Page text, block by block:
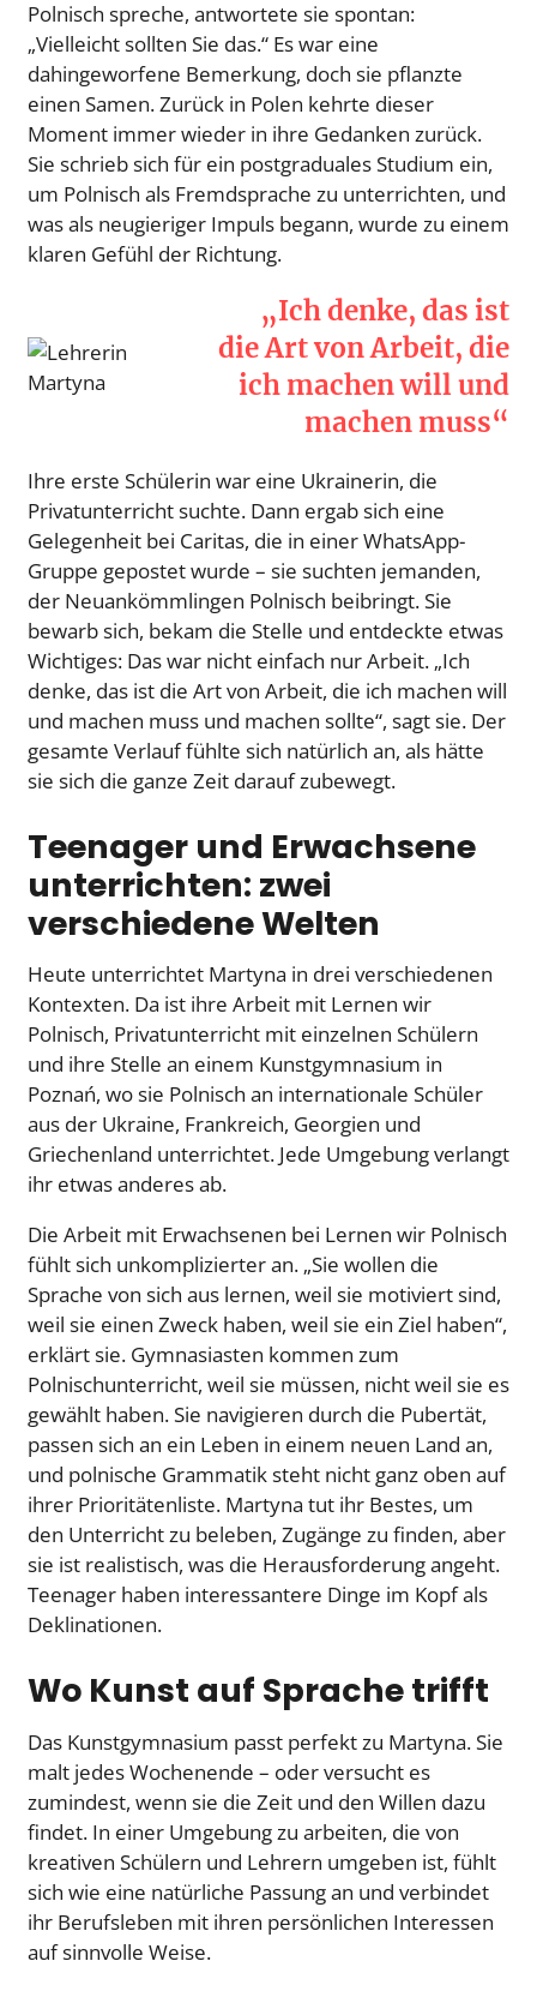
Polnisch spreche, antwortete sie spontan:
„Vielleicht sollten Sie das.“ Es war eine
dahingeworfene Bemerkung, doch sie pflanzte
einen Samen. Zurück in Polen kehrte dieser
Moment immer wieder in ihre Gedanken zurück.
Sie schrieb sich für ein postgraduales Studium ein,
um Polnisch als Fremdsprache zu unterrichten, und
was als neugieriger Impuls begann, wurde zu einem
klaren Gefühl der Richtung.
„Ich denke, das ist
die Art von Arbeit, die
ich machen will und
machen muss“
Ihre erste Schülerin war eine Ukrainerin, die
Privatunterricht suchte. Dann ergab sich eine
Gelegenheit bei Caritas, die in einer WhatsApp-
Gruppe gepostet wurde – sie suchten jemanden,
der Neuankömmlingen Polnisch beibringt. Sie
bewarb sich, bekam die Stelle und entdeckte etwas
Wichtiges: Das war nicht einfach nur Arbeit. „Ich
denke, das ist die Art von Arbeit, die ich machen will
und machen muss und machen sollte“, sagt sie. Der
gesamte Verlauf fühlte sich natürlich an, als hätte
sie sich die ganze Zeit darauf zubewegt.
Teenager und Erwachsene
unterrichten: zwei
verschiedene Welten
Heute unterrichtet Martyna in drei verschiedenen
Kontexten. Da ist ihre Arbeit mit Lernen wir
Polnisch, Privatunterricht mit einzelnen Schülern
und ihre Stelle an einem Kunstgymnasium in
Poznań, wo sie Polnisch an internationale Schüler
aus der Ukraine, Frankreich, Georgien und
Griechenland unterrichtet. Jede Umgebung verlangt
ihr etwas anderes ab.
Die Arbeit mit Erwachsenen bei Lernen wir Polnisch
fühlt sich unkomplizierter an. „Sie wollen die
Sprache von sich aus lernen, weil sie motiviert sind,
weil sie einen Zweck haben, weil sie ein Ziel haben“,
erklärt sie. Gymnasiasten kommen zum
Polnischunterricht, weil sie müssen, nicht weil sie es
gewählt haben. Sie navigieren durch die Pubertät,
passen sich an ein Leben in einem neuen Land an,
und polnische Grammatik steht nicht ganz oben auf
ihrer Prioritätenliste. Martyna tut ihr Bestes, um
den Unterricht zu beleben, Zugänge zu finden, aber
sie ist realistisch, was die Herausforderung angeht.
Teenager haben interessantere Dinge im Kopf als
Deklinationen.
Wo Kunst auf Sprache trifft
Das Kunstgymnasium passt perfekt zu Martyna. Sie
malt jedes Wochenende – oder versucht es
zumindest, wenn sie die Zeit und den Willen dazu
findet. In einer Umgebung zu arbeiten, die von
kreativen Schülern und Lehrern umgeben ist, fühlt
sich wie eine natürliche Passung an und verbindet
ihr Berufsleben mit ihren persönlichen Interessen
auf sinnvolle Weise.